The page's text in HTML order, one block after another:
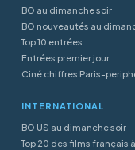
BO au dimanche soir
BO nouveautés au
Top 10 entrées
Entrées premier jour
Ciné chiffres Paris-
INTERNATIONAL
BO US au dimanche soir
Top 20 des films français